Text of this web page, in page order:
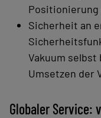
Positionierung
Sicherheit an
Vakuum
Umsetzen der
Globaler Service: